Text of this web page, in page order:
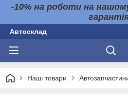
-10% на роботи на
Автосклад
Наші товари